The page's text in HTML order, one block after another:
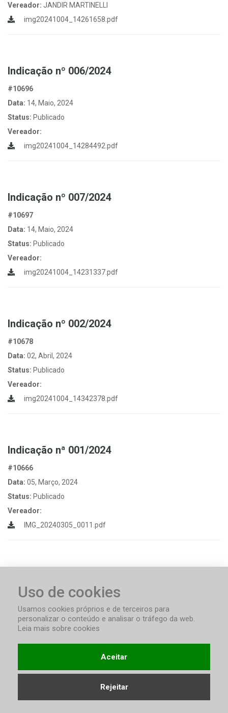
Vereador: JANDIR MARTINELLI
img20241004_14261658.pdf
Indicação nº 006/2024
#10696
Data: 14, Maio, 2024
Status: Publicado
Vereador:
img20241004_14284492.pdf
Indicação nº 007/2024
#10697
Data: 14, Maio, 2024
Status: Publicado
Vereador:
img20241004_14231337.pdf
Indicação nº 002/2024
#10678
Data: 02, Abril, 2024
Status: Publicado
Vereador:
img20241004_14342378.pdf
Indicação nª 001/2024
#10666
Data: 05, Março, 2024
Status: Publicado
Vereador:
IMG_20240305_0011.pdf
#10590
Data:19, Setembro, 2023
Status:Publicado
Indicação 007/2023
Uso de cookies
Usamos cookies próprios e de terceiros para
personalizar o conteúdo e analisar o tráfego da web.
Leia mais sobre cookies
Aceitar
Rejeitar